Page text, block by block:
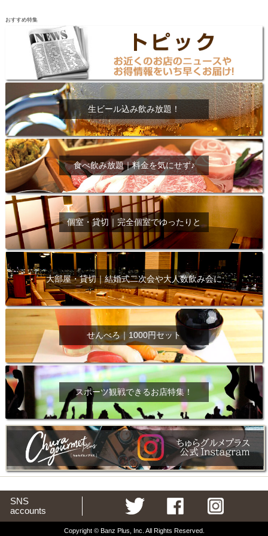
おすすめ特集
生ビール込み飲み放題！
食べ飲み放題｜料金を気にせず♪
個室・貸切｜完全個室でゆったりと
大部屋・貸切｜結婚式二次会や大人数飲み会に
せんべろ｜1000円セット
スポーツ観戦できるお店特集！
SNS
accounts
Copyright © Banz Plus, Inc. All Rights Reserved.